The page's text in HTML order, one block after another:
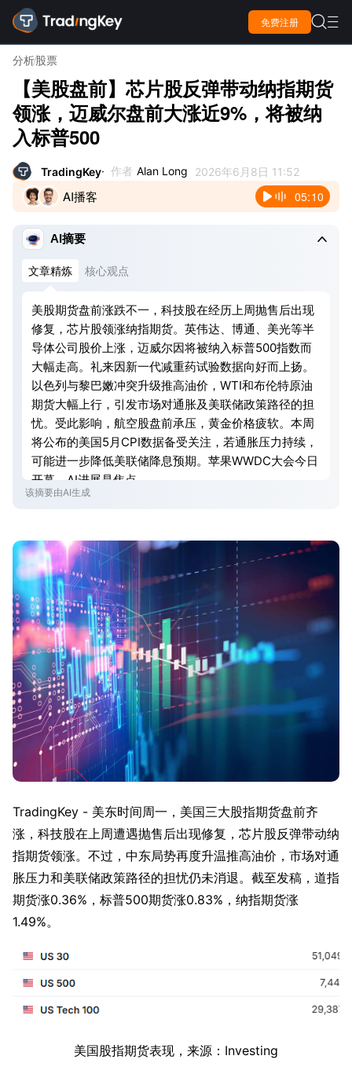
免费注册  
分析股票
【美股盘前】芯片股反弹带动纳指期货
领涨，迈威尔盘前大涨近9%，将被纳
入标普500
TradingKey 作者 Alan Long 2026年6月8日 11:52
AI播客 05:10
AI摘要 
文章精炼 核心观点
美股期货盘前涨跌不一，科技股在经历上周抛售后出现
修复，芯片股领涨纳指期货。英伟达、博通、美光等半
导体公司股价上涨，迈威尔因将被纳入标普500指数而
大幅走高。礼来因新一代减重药试验数据向好而上扬。
以色列与黎巴嫩冲突升级推高油价，WTI和布伦特原油
期货大幅上行，引发市场对通胀及美联储政策路径的担
忧。受此影响，航空股盘前承压，黄金价格疲软。本周
将公布的美国5月CPI数据备受关注，若通胀压力持续，
可能进一步降低美联储降息预期。苹果WWDC大会今日
开幕，AI进展是焦点。
该摘要由AI生成
TradingKey - 美东时间周一，美国三大股指期货盘前齐
涨，科技股在上周遭遇抛售后出现修复，芯片股反弹带动纳
指期货领涨。不过，中东局势再度升温推高油价，市场对通
胀压力和美联储政策路径的担忧仍未消退。截至发稿，道指
期货涨0.36%，标普500期货涨0.83%，纳指期货涨
1.49%。
美国股指期货表现，来源：Investing